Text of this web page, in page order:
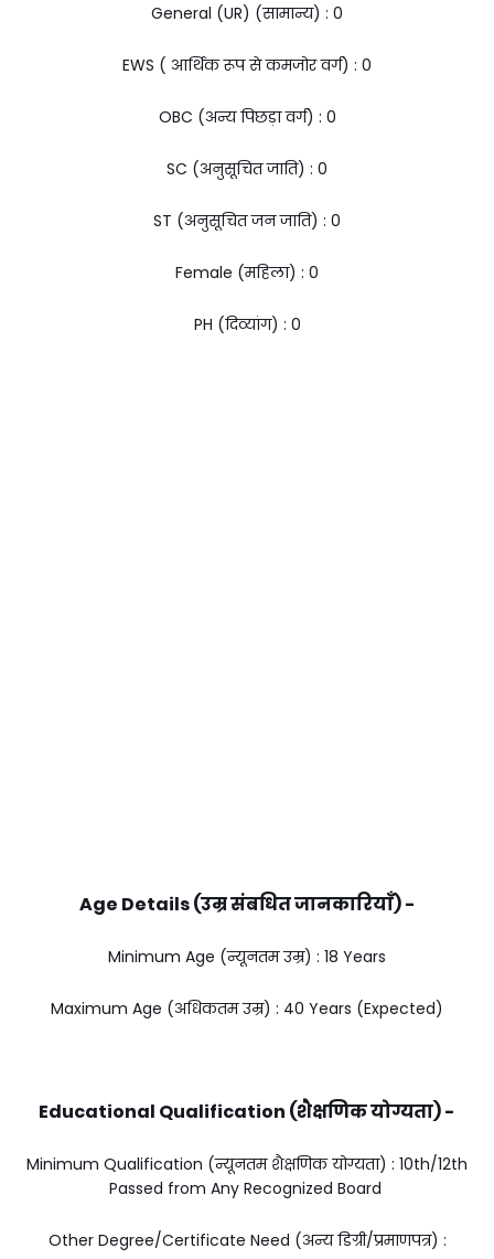
General (UR) (सामान्य) : ₹0
EWS ( आर्थिक रूप से कमजोर वर्ग) : ₹0
OBC (अन्य पिछड़ा वर्ग) : ₹0
SC (अनुसूचित जाति) : ₹0
ST (अनुसूचित जन जाति) : ₹0
Female (महिला) : ₹0
PH (दिव्यांग) : ₹0
Age Details (उम्र संबधित जानकारियाँ) -
Minimum Age (न्यूनतम उम्र) : 18 Years
Maximum Age (अधिकतम उम्र) : 40 Years (Expected)
Educational Qualification (शैक्षणिक योग्यता) -
Minimum Qualification (न्यूनतम शैक्षणिक योग्यता) : 10th/12th
Passed from Any Recognized Board
Other Degree/Certificate Need (अन्य डिग्री/प्रमाणपत्र) :